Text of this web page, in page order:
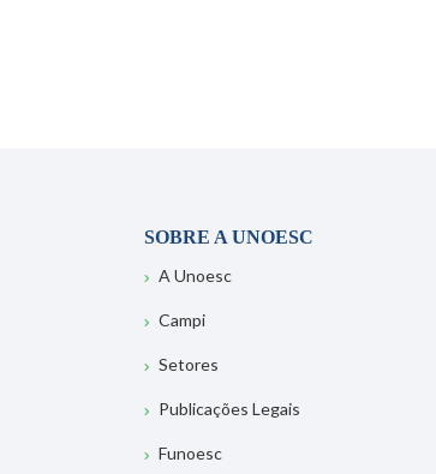
SOBRE A UNOESC
A Unoesc
Campi
Setores
Publicações Legais
Funoesc